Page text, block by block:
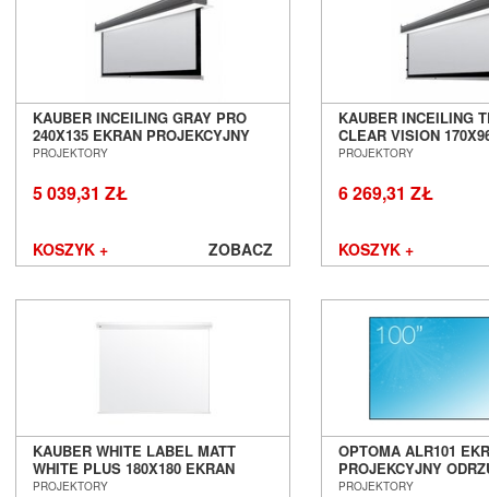
KAUBER INCEILING GRAY PRO
240X135 EKRAN PROJEKCYJNY
ELEKTRYCZNY SALON POZNAŃ
PROJEKTORY
5 039,31 ZŁ
KOSZYK + ZOBACZ
KAUBER INCEILING
CLEAR VISION
PROJEKCYJNY
PROJEKTORY
6 269,31 ZŁ
KOSZYK +
KAUBER WHITE LABEL MATT
WHITE PLUS 180X180 EKRAN
PROJEKCYJNY ELEKTRYCZNY
PROJEKTORY
OPTOMA ALR101
PROJEKCYJNY
ŚWIATŁO SALON
PROJEKTORY